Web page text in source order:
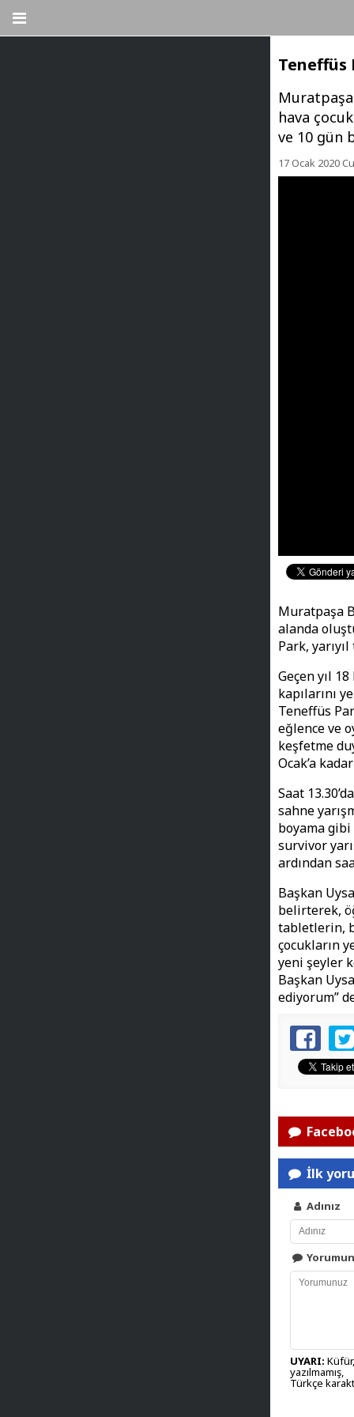
Teneffüs
Muratpaşa
hava
ve 10 gün
17 Ocak 2020
Muratpaşa
alanda
Park,
Geçen yıl
kapılarını
Teneffüs
eğlence ve
keşfetme
Ocak’a
Saat
sahne
boyama
survivor
ardından
Başkan
belirterek,
tabletlerin,
çocukların
yeni şeyler
Başkan
ediyorum”
İlk
Adınız
UYARI:
yazılmamış,
Türkçe